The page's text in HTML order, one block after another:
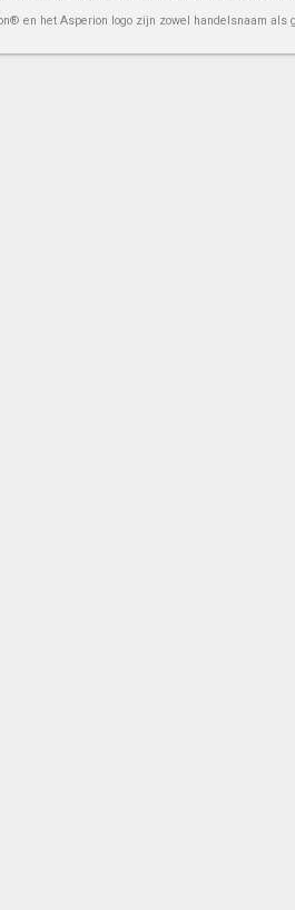
en het Asperion logo zijn zowel handelsnaam als